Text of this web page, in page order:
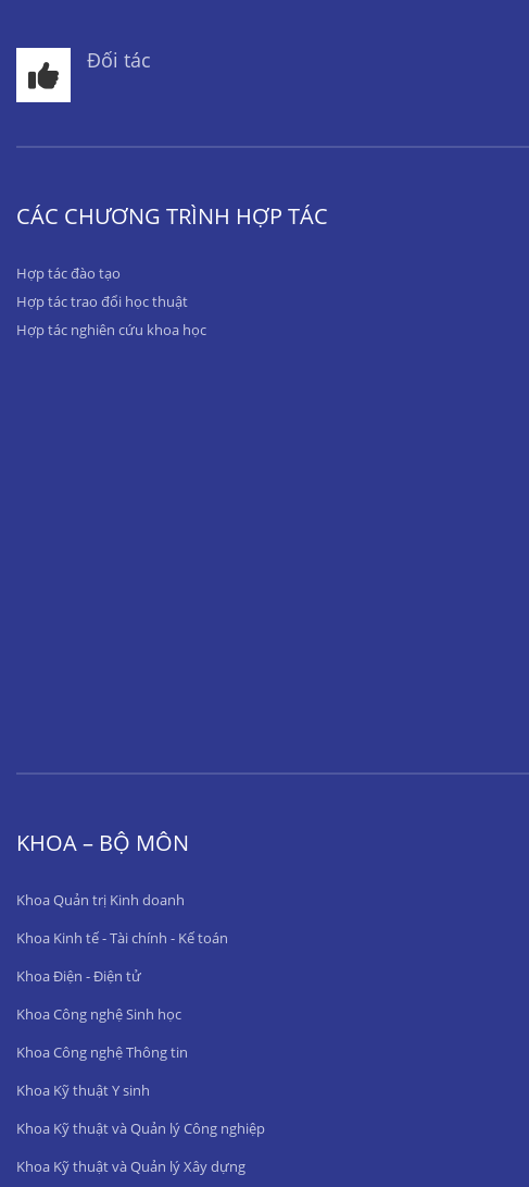
Đối tác
CÁC CHƯƠNG TRÌNH HỢP TÁC
Hợp tác đào tạo
Hợp tác trao đổi học thuật
Hợp tác nghiên cứu khoa học
KHOA – BỘ MÔN
Khoa Quản trị Kinh doanh
Khoa Kinh tế - Tài chính - Kế toán
Khoa Điện - Điện tử
Khoa Công nghệ Sinh học
Khoa Công nghệ Thông tin
Khoa Kỹ thuật Y sinh
Khoa Kỹ thuật và Quản lý Công nghiệp
Khoa Kỹ thuật và Quản lý Xây dựng